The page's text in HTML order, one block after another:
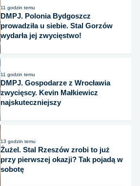
11 godzin temu
DMPJ. Polonia Bydgoszcz
prowadziła u siebie. Stal Gorzów
wydarła jej zwycięstwo!
11 godzin temu
DMPJ. Gospodarze z Wrocławia
zwycięscy. Kevin Małkiewicz
najskuteczniejszy
13 godzin temu
Żużel. Stal Rzeszów zrobi to już
przy pierwszej okazji? Tak pojadą w
sobotę